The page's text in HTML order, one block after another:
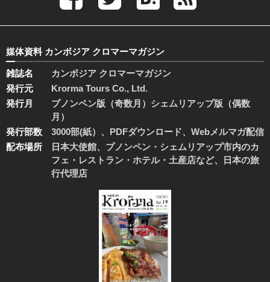
媒体資料 カンボジア クロマーマガジン
雑誌名
カンボジア クロマーマガジン
発行元
Krorma Tours Co., Ltd.
発行月
プノンペン版（奇数月）シェムリアップ版（偶数
月）
発行部数
3000部(紙）、PDFダウンロード、Webメルマガ配信
配布場所
日本大使館、プノンペン・シェムリアップ市内のカ
フェ・レストラン・ホテル・土産店など、日本の旅
行代理店